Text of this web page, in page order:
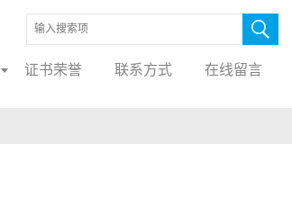
证书荣誉 联系方式 在线留言